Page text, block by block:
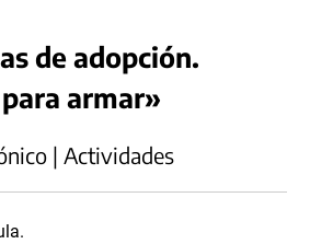
de adopción.
armar»
| Actividades